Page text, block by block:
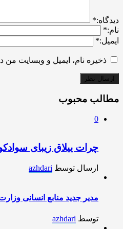
ديدگاه:*
نام:*
ایمیل:*
ذخیره نام، ایمیل و وبسایت من
مطالب محبوب
0
چرات ییلاق زیبای
ارسال توسط azhdari
مدیر جدید منابع انسانی
توسط azhdari